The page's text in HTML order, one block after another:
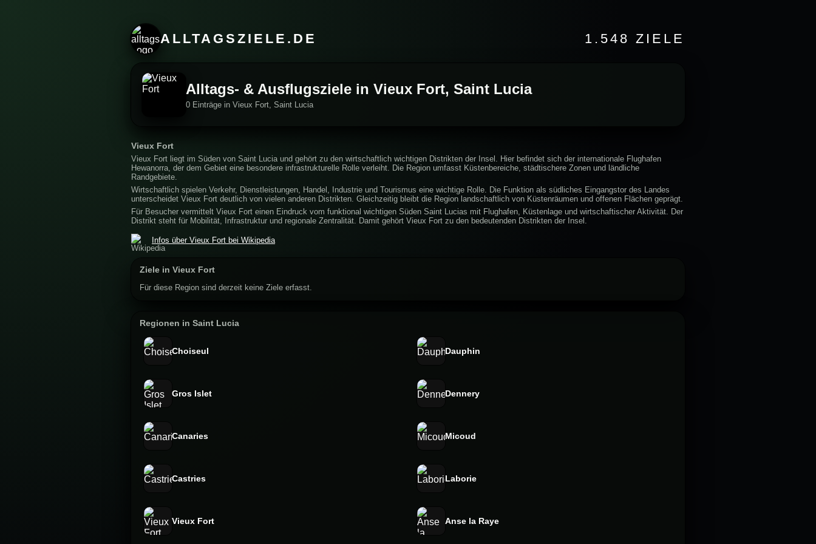
ALLTAGSZIELE.DE 1.548 ZIELE
Alltags- & Ausflugsziele in Vieux Fort, Saint Lucia
0 Einträge in Vieux Fort, Saint Lucia
Vieux Fort
Vieux Fort liegt im Süden von Saint Lucia und gehört zu den wirtschaftlich wichtigen Distrikten der Insel. Hier befindet sich der internationale Flughafen
Hewanorra, der dem Gebiet eine besondere infrastrukturelle Rolle verleiht. Die Region umfasst Küstenbereiche, städtischere Zonen und ländliche
Randgebiete.
Wirtschaftlich spielen Verkehr, Dienstleistungen, Handel, Industrie und Tourismus eine wichtige Rolle. Die Funktion als südliches Eingangstor des Landes
unterscheidet Vieux Fort deutlich von vielen anderen Distrikten. Gleichzeitig bleibt die Region landschaftlich von Küstenräumen und offenen Flächen geprägt.
Für Besucher vermittelt Vieux Fort einen Eindruck vom funktional wichtigen Süden Saint Lucias mit Flughafen, Küstenlage und wirtschaftischer Aktivität. Der
Distrikt steht für Mobilität, Infrastruktur und regionale Zentralität. Damit gehört Vieux Fort zu den bedeutenden Distrikten der Insel.
Infos über Vieux Fort bei Wikipedia
Ziele in Vieux Fort
Für diese Region sind derzeit keine Ziele erfasst.
Regionen in Saint Lucia
Choiseul Dauphin
Gros Islet Dennery
Canaries Micoud
Castries Laborie
Vieux Fort Anse la Raye